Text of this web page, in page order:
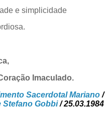
e simplicidade
Imaculado.
Sacerdotal Mariano /
Stefano Gobbi/ 25.03.1984